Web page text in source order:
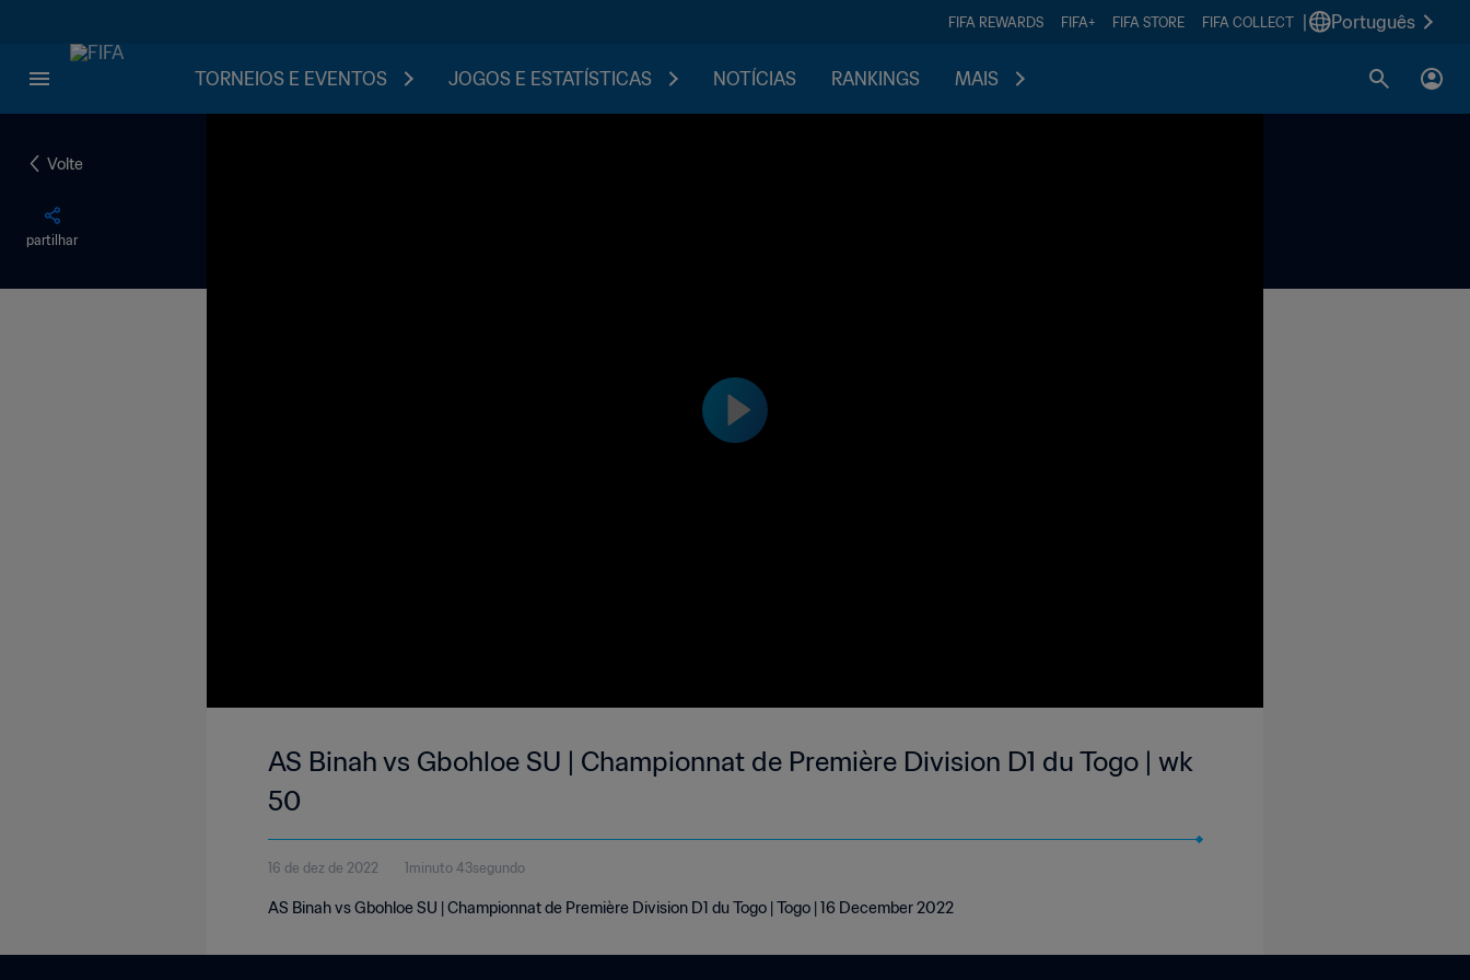
FIFA REWARDS FIFA+ FIFA STORE FIFA COLLECT Português
TORNEIOS E EVENTOS JOGOS E ESTATÍSTICAS NOTÍCIAS RANKINGS MAIS
Volte
partilhar
AS Binah vs Gbohloe SU | Championnat de Première Division D1 du Togo | wk
50
16 de dez de 2022 1minuto 43segundo
AS Binah vs Gbohloe SU | Championnat de Première Division D1 du Togo | Togo | 16 December 2022